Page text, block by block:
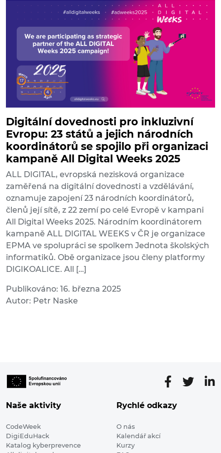
Digitální dovednosti pro inkluzivní
Evropu: 23 států a jejich národních
koordinátorů se spojilo při organizaci
kampaně All Digital Weeks 2025
ALL DIGITAL, evropská nezisková organizace
zaměřená na digitální dovednosti a vzdělávání,
oznamuje zapojení 23 národních koordinátorů,
členů její sítě, z 22 zemí po celé Evropě v kampani
All Digital Weeks 2025. Národním koordinátorem
kampaně ALL DIGITAL WEEKS v ČR je organizace
EPMA ve spolupráci se spolkem Jednota školských
informatiků. Obě organizace jsou členy platformy
DIGIKOALICE. All […]
Publikováno: 16. března 2025
Autor: Petr Naske
Naše aktivity
CodeWeek
DigiEduHack
Katalog kyberprevence
Rychlé odkazy
O nás
Kalendář akcí
Kurzy